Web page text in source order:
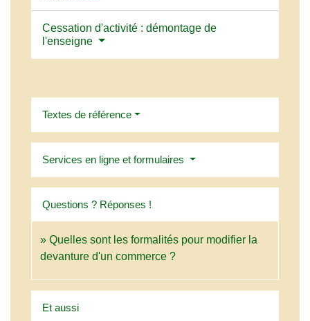
Cessation d'activité : démontage de
l'enseigne
Textes de référence
Services en ligne et formulaires
Questions ? Réponses !
Quelles sont les formalités pour modifier la
devanture d'un commerce ?
Et aussi